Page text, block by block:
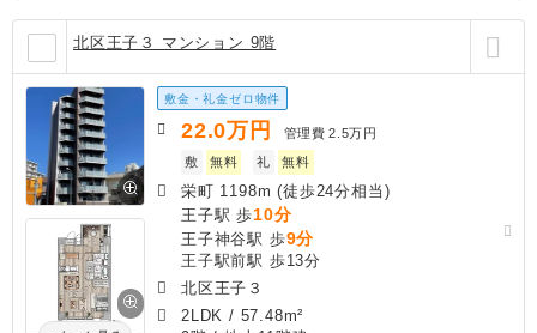
北区王子３ マンション 9階
敷金・礼金ゼロ物件
22.0万円 管理費 2.5万円
敷
無料 礼 無料
栄町 1198m (徒歩24分相当)
王子駅 歩10分
王子神谷駅 歩9分
王子駅前駅 歩13分
北区王子３
2LDK / 57.48m²